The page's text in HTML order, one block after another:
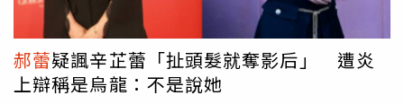
郝蕾疑諷辛芷蕾「扯頭髮就奪影后」 遭炎
上辯稱是烏龍：不是說她